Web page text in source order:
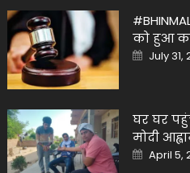
को हुआ
Posted
on
July 31,
घर घर
मोदी
Posted
on
April 5,